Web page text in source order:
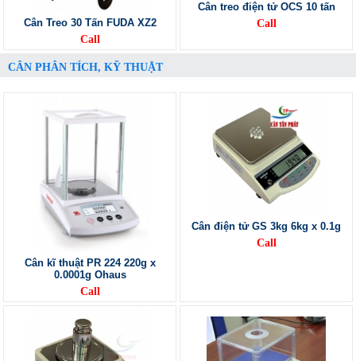
Cân Treo 30 Tấn FUDA XZ2
Call
Cân treo điện tử OCS 10 tấn
Call
CÂN PHÂN TÍCH, KỸ THUẬT
Cân kĩ thuật PR 224 220g x
0.0001g Ohaus
Call
Cân điện tử GS 3kg 6kg x 0.1g
Call